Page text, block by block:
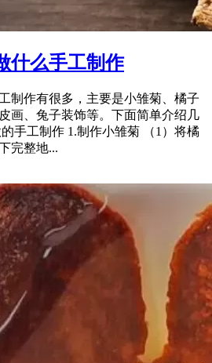
什么手工制作
制作有很多，主要是小雏菊、橘子
画、兔子装饰等。下面简单介绍几
手工制作 1.制作小雏菊 （1）将橘
完整地...